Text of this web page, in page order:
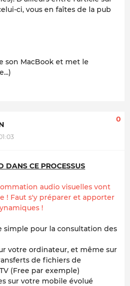
ci, vous en faîtes de la pub
son MacBook et met le
0
DANS CE PROCESSUS
audio visuelles vont
! Faut s'y préparer et apporter
!
simple pour la consultation des
votre ordinateur, et même sur
de fichiers de
(Free par exemple)
sur votre mobile évolué